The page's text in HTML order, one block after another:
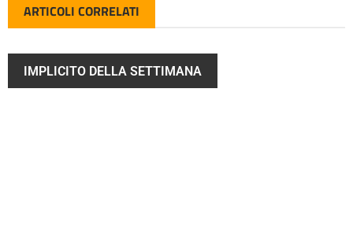
ARTICOLI CORRELATI
IMPLICITO DELLA SETTIMANA